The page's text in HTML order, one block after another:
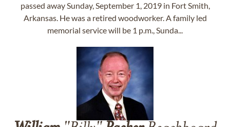
passed away Sunday, September 1, 2019 in Fort Smith,
Arkansas. He was a retired woodworker. A family led
memorial service will be 1 p.m., Sunda...